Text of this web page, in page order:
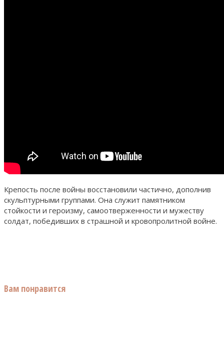
Крепость после войны восстановили частично, дополнив
скульптурными группами. Она служит памятником
стойкости и героизму, самоотверженности и мужеству
солдат, победивших в страшной и кровопролитной войне.
Вам понравится